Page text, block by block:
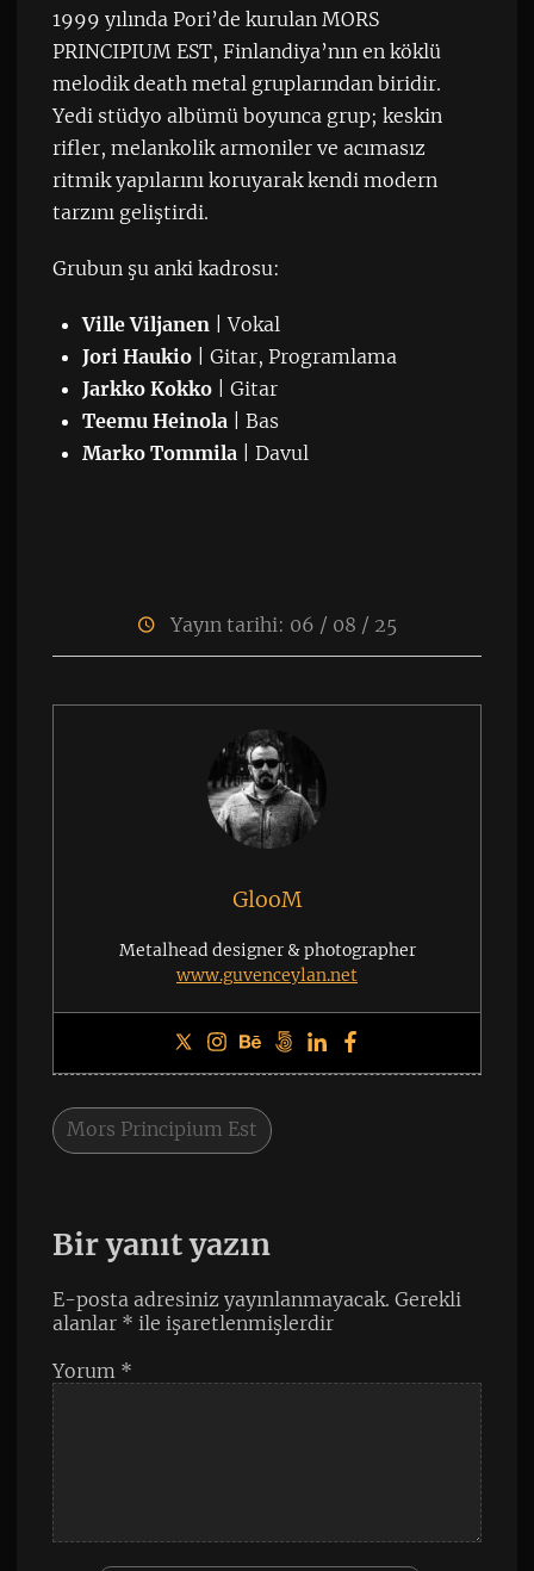
1999 yılında Pori’de kurulan MORS
PRINCIPIUM EST, Finlandiya’nın en köklü
melodik death metal gruplarından biridir.
Yedi stüdyo albümü boyunca grup; keskin
rifler, melankolik armoniler ve acımasız
ritmik yapılarını koruyarak kendi modern
tarzını geliştirdi.
Grubun şu anki kadrosu:
Ville Viljanen | Vokal
Jori Haukio| Gitar, Programlama
Jarkko Kokko| Gitar
Teemu Heinola | Bas
Marko Tommila | Davul
Yayın tarihi: 06 / 08 / 25
GlooM
Metalhead designer & photographer
www.guvenceylan.net
Mors Principium Est
Bir yanıt yazın
E-posta adresiniz yayınlanmayacak. Gerekli
alanlar * ile işaretlenmişlerdir
Yorum *